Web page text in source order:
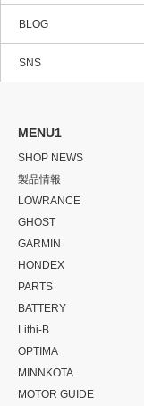
BLOG
SNS
MENU1
SHOP NEWS
製品情報
LOWRANCE
GHOST
GARMIN
HONDEX
PARTS
BATTERY
Lithi-B
OPTIMA
MINNKOTA
MOTOR GUIDE